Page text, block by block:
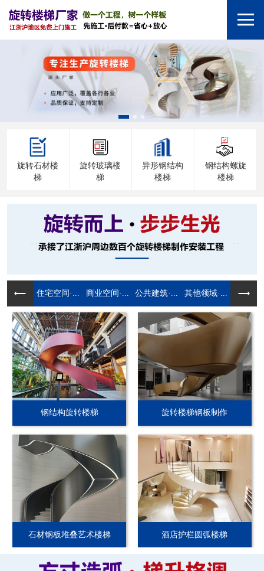
旋转石材楼
梯
旋转玻璃楼
梯
异形钢结构
楼梯
钢结构螺旋
楼梯
住宅空间·... 商业空间·... 公共建筑·... 其他领域·...
钢结构旋转楼梯 旋转楼梯钢板制作
石材钢板堆叠艺术楼梯 酒店护栏圆弧楼梯